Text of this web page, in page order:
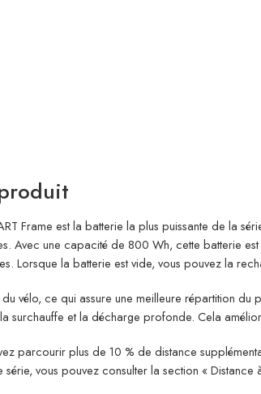
Frame est la batterie la plus puissante de la
Avec une capacité de 800 Wh, cette batterie
Lorsque la batterie est vide, vous pouvez la
vélo, ce qui assure une meilleure répartition
surchauffe et la décharge profonde. Cela
parcourir plus de 10 % de distance
série, vous pouvez consulter la section «